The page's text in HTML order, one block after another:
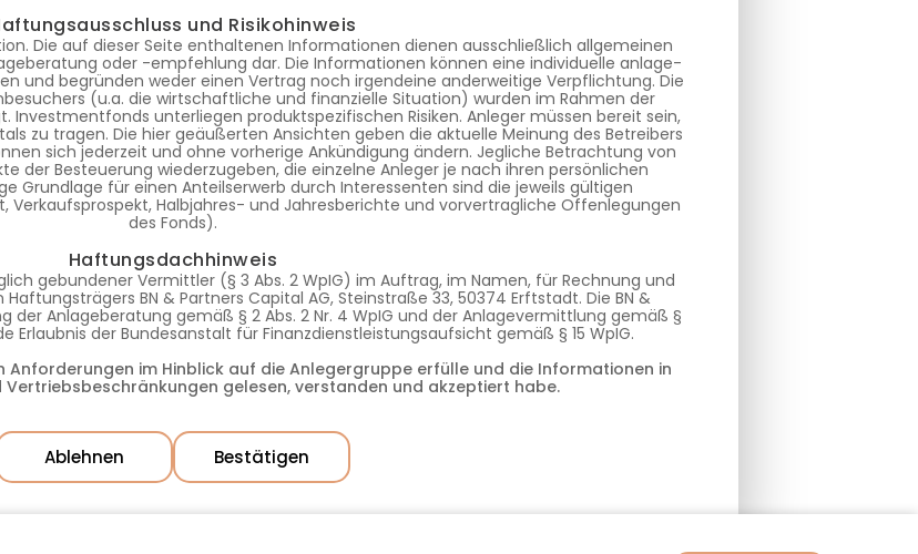
und Risikohinweis
Die auf dieser Seite enthaltenen Informationen dienen ausschließlich allgemeinen
oder -empfehlung dar. Die Informationen können eine individuelle anlage-
und begründen weder einen Vertrag noch irgendeine anderweitige Verpflichtung. Die
(u.a. die wirtschaftliche und finanzielle Situation) wurden im Rahmen der
Investmentfonds unterliegen produktspezifischen Risiken. Anleger müssen bereit sein,
zu tragen. Die hier geäußerten Ansichten geben die aktuelle Meinung des Betreibers
sich jederzeit und ohne vorherige Ankündigung ändern. Jegliche Betrachtung von
der Besteuerung wiederzugeben, die einzelne Anleger je nach ihren persönlichen
Grundlage für einen Anteilserwerb durch Interessenten sind die jeweils gültigen
Verkaufsprospekt, Halbjahres- und Jahresberichte und vorvertragliche Offenlegungen
des Fonds).
Haftungsdachhinweis
gebundener Vermittler (§ 3 Abs. 2 WpIG) im Auftrag, im Namen, für Rechnung und
BN & Partners Capital AG, Steinstraße 33, 50374 Erftstadt. Die BN &
der Anlageberatung gemäß § 2 Abs. 2 Nr. 4 WpIG und der Anlagevermittlung gemäß §
Erlaubnis der Bundesanstalt für Finanzdienstleistungsaufsicht gemäß § 15 WpIG.
im Hinblick auf die Anlegergruppe erfülle und die Informationen in
Vertriebsbeschränkungen gelesen, verstanden und akzeptiert habe.
Ablehnen Bestätigen